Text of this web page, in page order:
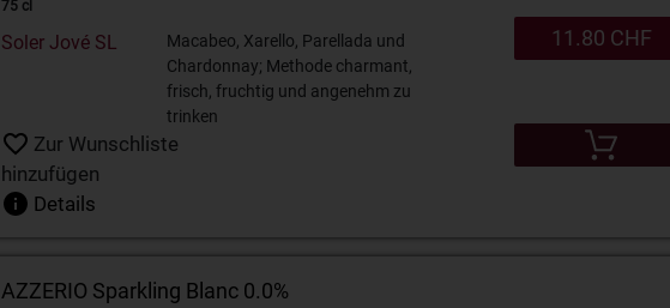
75 cl
Soler Jové SL
Macabeo, Xarello, Parellada und
Chardonnay; Methode charmant,
frisch, fruchtig und angenehm zu
trinken
Zur Wunschliste
hinzufügen
Details
11.80 CHF
AZZERIO Sparkling Blanc 0.0%